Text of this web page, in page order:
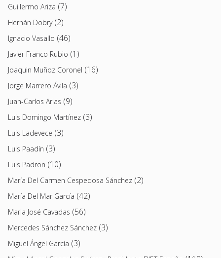
Guillermo Ariza (7)
Hernán Dobry(2)
Ignacio Vasallo (46)
Javier Franco Rubio (1)
Joaquin Muñoz Coronel (16)
Jorge Marrero Ávila (3)
Juan-Carlos Arias (9)
Luis Domingo Martínez (3)
Luis Ladevece (3)
Luis Paadín (3)
Luis Padron (10)
María Del Carmen Cespedosa Sánchez (2)
María Del Mar García (42)
Maria José Cavadas (56)
Mercedes Sánchez Sánchez (3)
Miguel Ángel García (3)